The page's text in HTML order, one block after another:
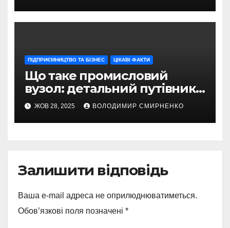
ПІДПРИЄМНИЦТВО ТА БІЗНЕС ЦІКАВІ ФАКТИ
Що таке промисловий
вузол: детальний путівник
по промислових гігантах
ЖОВ 28, 2025 ВОЛОДИМИР СМИРНЕНКО
Залишити відповідь
Ваша e-mail адреса не оприлюднюватиметься.
Обов’язкові поля позначені *